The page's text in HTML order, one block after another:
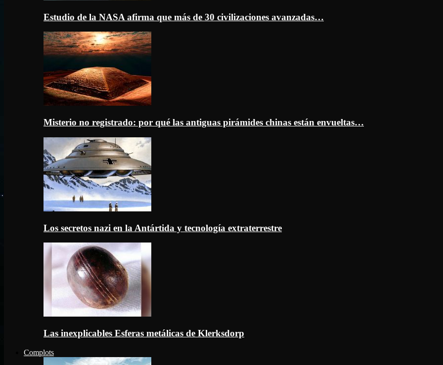
Estudio de la NASA afirma que más de 30 civilizaciones avanzadas…
Misterio no registrado: por qué las antiguas pirámides chinas están envueltas…
Los secretos nazi en la Antártida y tecnología extraterrestre
Las inexplicables Esferas metálicas de Klerksdorp
Complots